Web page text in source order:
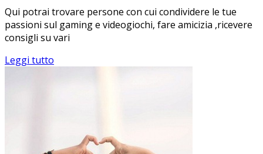
Qui potrai trovare persone con cui condividere le tue
passioni sul gaming e videogiochi, fare amicizia ,ricevere
consigli su vari
Leggi tutto